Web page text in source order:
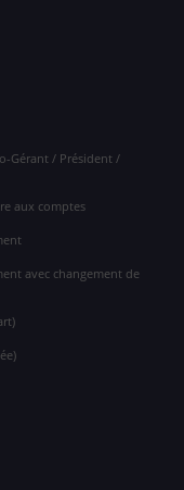
Gérant / Président /
aux comptes
avec changement de